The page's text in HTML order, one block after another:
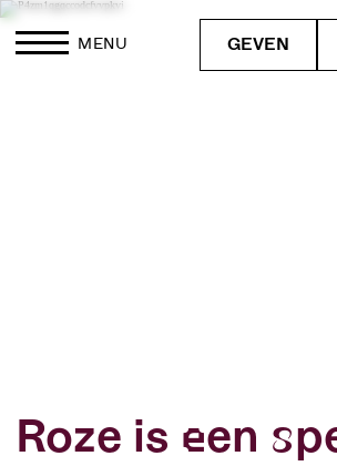
GEVEN
MENU
Roze is een